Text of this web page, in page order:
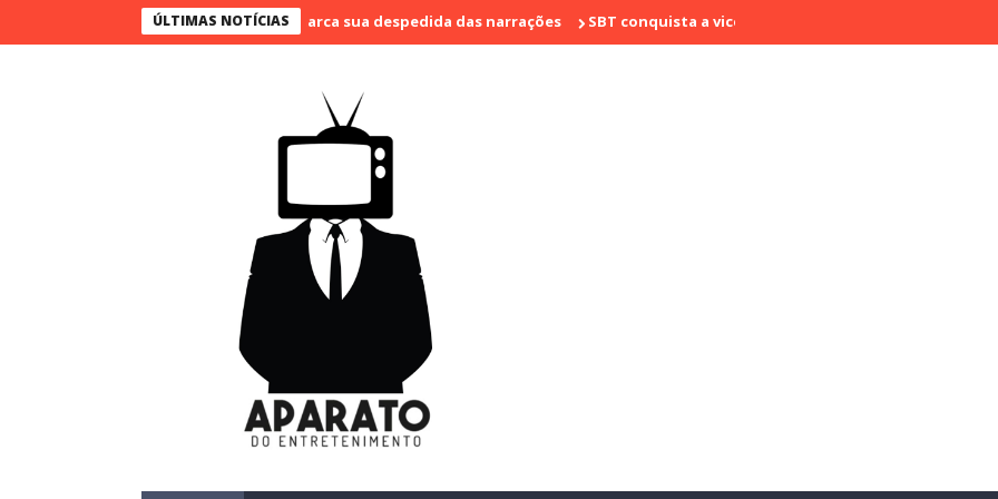
ÚLTIMAS NOTÍCIAS
Bueno narra o último jogo e marca sua despedida das narrações SBT conquista a vice liderança com "Bake Off Brasil" e "SBT